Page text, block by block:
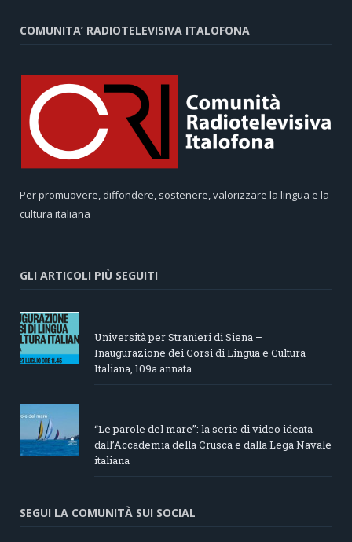
COMUNITA’ RADIOTELEVISIVA ITALOFONA
Per promuovere, diffondere, sostenere, valorizzare la lingua e la
cultura italiana
GLI ARTICOLI PIÙ SEGUITI
Università per Stranieri di Siena –
Inaugurazione dei Corsi di Lingua e Cultura
Italiana, 109a annata
“Le parole del mare”: la serie di video ideata
dall’Accademia della Crusca e dalla Lega Navale
italiana
SEGUI LA COMUNITÀ SUI SOCIAL